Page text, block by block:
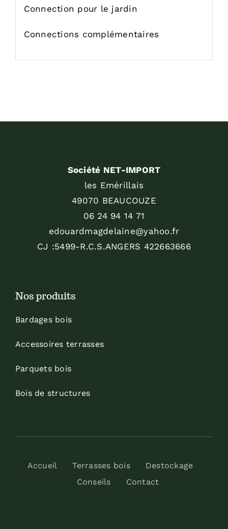
Connection pour le jardin
Connections complémentaires
Société NET-IMPORT
les Emérillais
49070 BEAUCOUZE
06 24 94 14 71
edouardmagdelaine@yahoo.fr
CJ :5499-R.C.S.ANGERS 422663666
Nos produits
Bardages bois
Accessoires terrasses
Parquets bois
Bois de structures
Accueil Terrasses bois
Destockage
Conseils
Contact